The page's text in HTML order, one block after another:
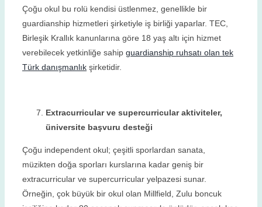
Çoğu okul bu rolü kendisi üstlenmez, genellikle bir
guardianship hizmetleri şirketiyle iş birliği yaparlar. TEC,
Birleşik Krallık kanunlarına göre 18 yaş altı için hizmet
verebilecek yetkinliğe sahip guardianship ruhsatı olan tek
Türk danışmanlıkşirketidir.
Extracurricular ve supercurricular aktiviteler,
üniversite başvuru desteği
Çoğu independent okul; çeşitli sporlardan sanata,
müzikten doğa sporları kurslarına kadar geniş bir
extracurricular ve supercurricular yelpazesi sunar.
Örneğin, çok büyük bir okul olan Millfield, Zulu boncuk